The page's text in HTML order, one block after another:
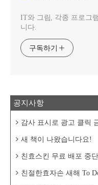
IT와 그림, 각종 프로그
니다.
구독하기
공지사항
감사 표시로 광고 클릭
새 책이 나왔습니다요!
친효스킨 무료 배포 중단
친절한효자손 새해 To